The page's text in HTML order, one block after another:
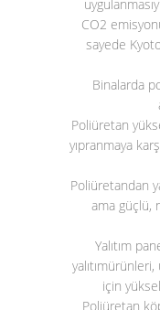
CO2
sayede
Binalarda
Poliüretan
yıpranmaya
Poliüretandan
ama güçlü,
Yalıtım
için
Poliüretan